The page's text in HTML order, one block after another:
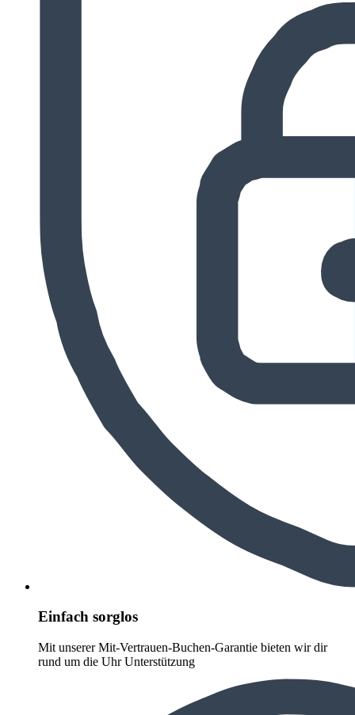
Einfach sorglos
Mit unserer Mit-Vertrauen-Buchen-Garantie bieten wir dir
rund um die Uhr Unterstützung